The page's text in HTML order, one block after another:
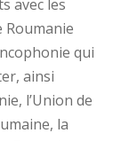
avec les
qui
ainsi
l’Union de
la